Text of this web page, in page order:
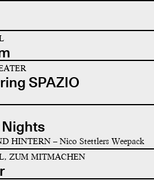
SPAZIO
Nights
HINTERN – Nico Stettlers Weepack
ZUM MITMACHEN